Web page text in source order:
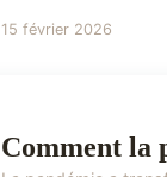
15 février 2026
Comment la